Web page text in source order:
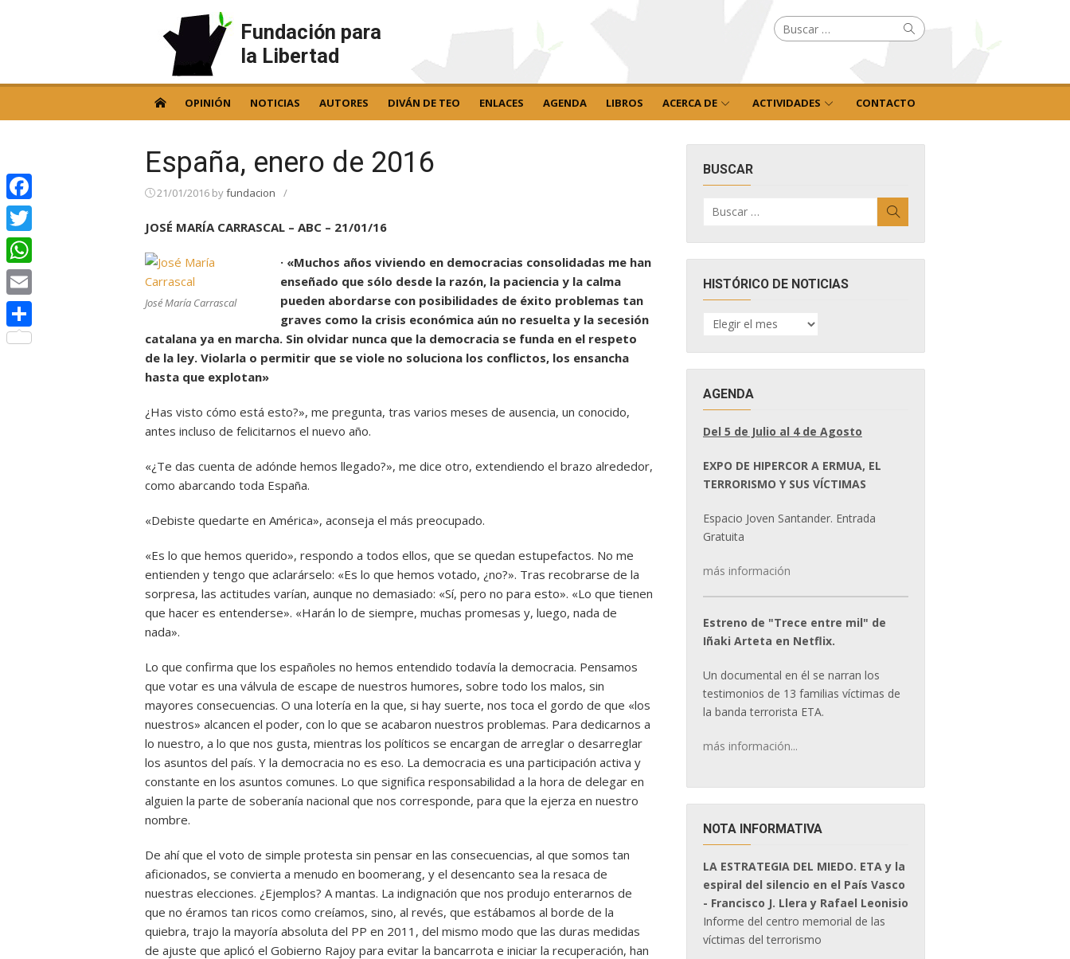
Fundación para
la Libertad
Buscar
por: Buscar
OPINIÓN NOTICIAS AUTORES DIVÁN DE TEO ENLACES AGENDA LIBROS ACERCA DE ACTIVIDADES CONTACTO
España, enero de 2016
21/01/2016 byfundacion /
JOSÉ MARÍA CARRASCAL – ABC – 21/01/16
José María Carrascal
· «Muchos años viviendo en democracias consolidadas me han
enseñado que sólo desde la razón, la paciencia y la calma
pueden abordarse con posibilidades de éxito problemas tan
graves como la crisis económica aún no resuelta y la secesión
catalana ya en marcha. Sin olvidar nunca que la democracia se funda en el respeto
de la ley. Violarla o permitir que se viole no soluciona los conflictos, los ensancha
hasta que explotan»
¿Has visto cómo está esto?», me pregunta, tras varios meses de ausencia, un conocido,
antes incluso de felicitarnos el nuevo año.
«¿Te das cuenta de adónde hemos llegado?», me dice otro, extendiendo el brazo alrededor,
como abarcando toda España.
«Debiste quedarte en América», aconseja el más preocupado.
«Es lo que hemos querido», respondo a todos ellos, que se quedan estupefactos. No me
entienden y tengo que aclarárselo: «Es lo que hemos votado, ¿no?». Tras recobrarse de la
sorpresa, las actitudes varían, aunque no demasiado: «Sí, pero no para esto». «Lo que tienen
que hacer es entenderse». «Harán lo de siempre, muchas promesas y, luego, nada de
nada».
Lo que confirma que los españoles no hemos entendido todavía la democracia. Pensamos
que votar es una válvula de escape de nuestros humores, sobre todo los malos, sin
mayores consecuencias. O una lotería en la que, si hay suerte, nos toca el gordo de que «los
nuestros» alcancen el poder, con lo que se acabaron nuestros problemas. Para dedicarnos a
lo nuestro, a lo que nos gusta, mientras los políticos se encargan de arreglar o desarreglar
los asuntos del país. Y la democracia no es eso. La democracia es una participación activa y
constante en los asuntos comunes. Lo que significa responsabilidad a la hora de delegar en
alguien la parte de soberanía nacional que nos corresponde, para que la ejerza en nuestro
nombre.
De ahí que el voto de simple protesta sin pensar en las consecuencias, al que somos tan
aficionados, se convierta a menudo en boomerang, y el desencanto sea la resaca de
nuestras elecciones. ¿Ejemplos? A mantas. La indignación que nos produjo enterarnos de
que no éramos tan ricos como creíamos, sino, al revés, que estábamos al borde de la
quiebra, trajo la mayoría absoluta del PP en 2011, del mismo modo que las duras medidas
de ajuste que aplicó el Gobierno Rajoy para evitar la bancarrota e iniciar la recuperación, han
BUSCAR
por:
HISTÓRICO DE NOTICIAS
HISTÓRICO
DE
AGENDA
Del 5 de Julio al 4 de Agosto
EXPO DE HIPERCOR A ERMUA, EL
TERRORISMO Y SUS VÍCTIMAS
Espacio Joven Santander. Entrada
Gratuita
más información
Estreno de "Trece entre mil" de
Iñaki Arteta en Netflix.
Un documental en él se narran los
testimonios de 13 familias víctimas de
la banda terrorista ETA.
más información...
NOTA INFORMATIVA
LA ESTRATEGIA DEL MIEDO. ETA y la
espiral del silencio en el País Vasco
- Francisco J. Llera y Rafael Leonisio
Informe del centro memorial de las
víctimas del terrorismo
Facebook
Twitter
WhatsApp
Email
Compartir